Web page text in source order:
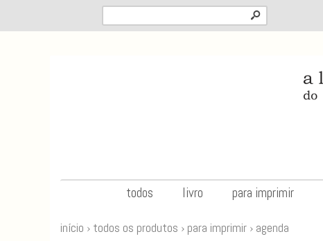
s
todos livro para imprimir
início › todos os produtos › para imprimir › agenda